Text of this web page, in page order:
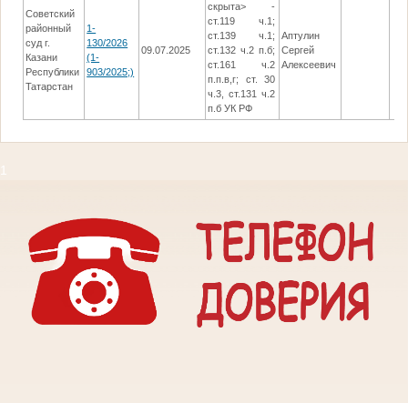
Советский
районный
суд г.
Казани
Республики
Татарстан
1-
130/2026
(1-
903/2025;)
09.07.2025
скрыта> -
ст.119 ч.1;
ст.139 ч.1;
ст.132 ч.2 п.б;
ст.161 ч.2
п.п.в,г; ст. 30
ч.3, ст.131 ч.2
п.б УК РФ
Аптулин
Сергей
Алексеевич
1